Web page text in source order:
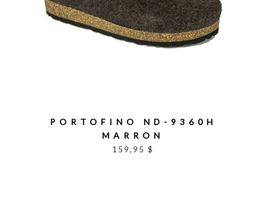
PORTOFINO ND-9360H
MARRON
159,95 $